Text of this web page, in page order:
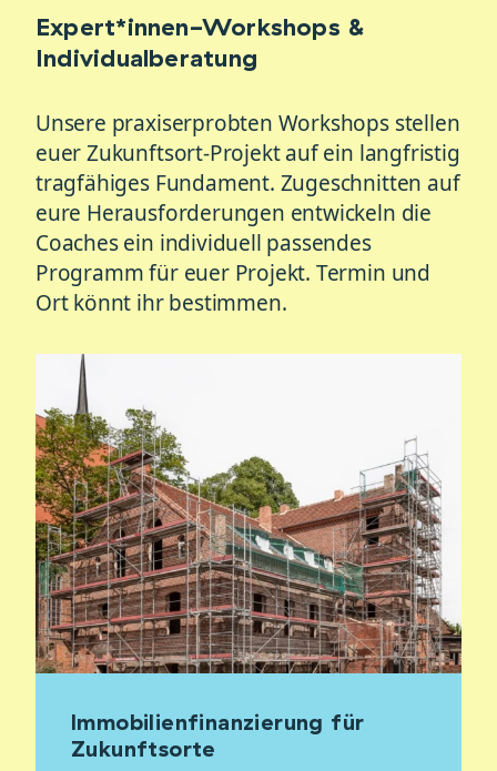
Expert*innen-Workshops &
Individualberatung
Unsere praxiserprobten Workshops stellen
euer Zukunftsort-Projekt auf ein langfristig
tragfähiges Fundament. Zugeschnitten auf
eure Herausforderungen entwickeln die
Coaches ein individuell passendes
Programm für euer Projekt. Termin und
Ort könnt ihr bestimmen.
Immobilienfinanzierung für
Zukunftsorte